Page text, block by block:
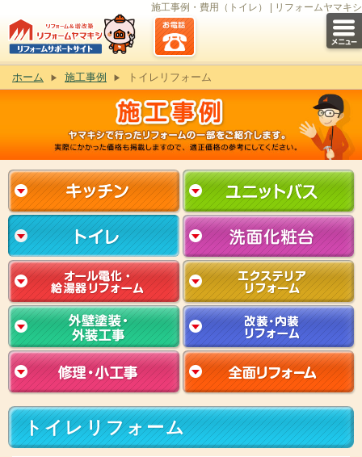
施工事例・費用（トイレ） | リフォームヤマキシ
ホーム 施工事例 トイレリフォーム
トイレリフォーム